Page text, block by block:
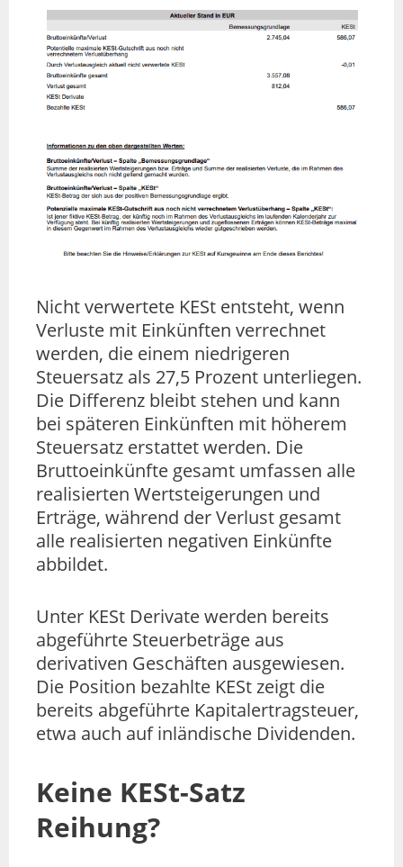
Nicht verwertete KESt entsteht, wenn
Verluste mit Einkünften verrechnet
werden, die einem niedrigeren
Steuersatz als 27,5 Prozent unterliegen.
Die Differenz bleibt stehen und kann
bei späteren Einkünften mit höherem
Steuersatz erstattet werden. Die
Bruttoeinkünfte gesamt umfassen alle
realisierten Wertsteigerungen und
Erträge, während der Verlust gesamt
alle realisierten negativen Einkünfte
abbildet.
Unter KESt Derivate werden bereits
abgeführte Steuerbeträge aus
derivativen Geschäften ausgewiesen.
Die Position bezahlte KESt zeigt die
bereits abgeführte Kapitalertragsteuer,
etwa auch auf inländische Dividenden.
Keine KESt-Satz
Reihung?